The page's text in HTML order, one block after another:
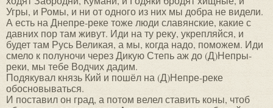
Угры, и Ромы, и ни от одного из них мы добра не видели.
А есть на Днепре-реке тоже люди славянские, какие с
давних пор там живут. Иди на ту реку, укрепляйся, и
будет там Русь Великая, а мы, когда надо, поможем. Иди
смело к полуночи через Дикую Степь аж до (Д)Непры-
реки, мы тебе Водчих дадим.
Подякувал князь Кий и пошёл на (Д)Непре-реке
обосновываться.
И поставил он град, а потом велел ставить коны, чтоб